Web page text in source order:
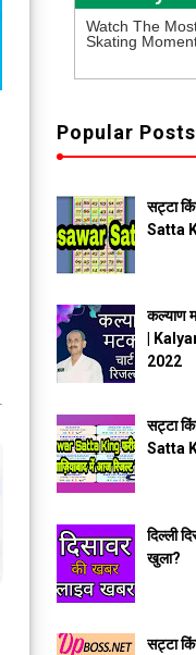
Popular Posts
सट्टा
Satta
कल्याण
|
2022
सट्टा
Satta
दिल्ली
खुला?
सट्टा